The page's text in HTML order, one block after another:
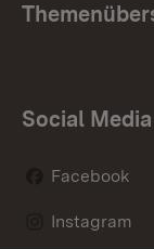
Social Media
Facebook
Instagram